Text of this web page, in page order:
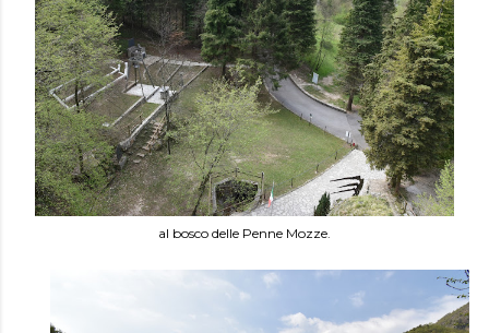
al bosco delle Penne Mozze.